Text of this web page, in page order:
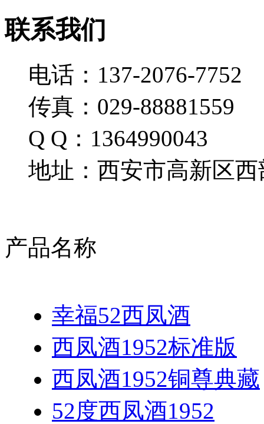
联系我们
电话：137-2076-7752
传真：029-88881559
Q Q：1364990043
地址：西安市高新区西
产品名称
幸福52西凤酒
西凤酒1952标准版
西凤酒1952铜尊典藏
52度西凤酒1952